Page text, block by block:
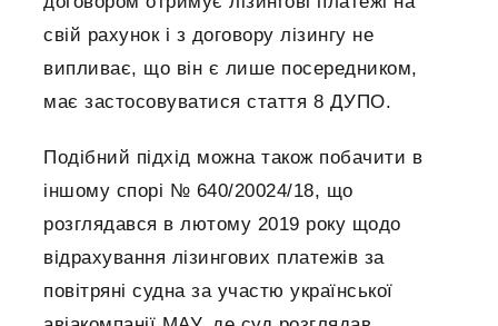
свій рахунок і з договору лізингу не
випливає, що він є лише посередником,
має застосовуватися стаття 8 ДУПО.
Подібний підхід можна також побачити в
іншому спорі № 640/20024/18, що
розглядався в лютому 2019 року щодо
відрахування лізингових платежів за
повітряні судна за участю української